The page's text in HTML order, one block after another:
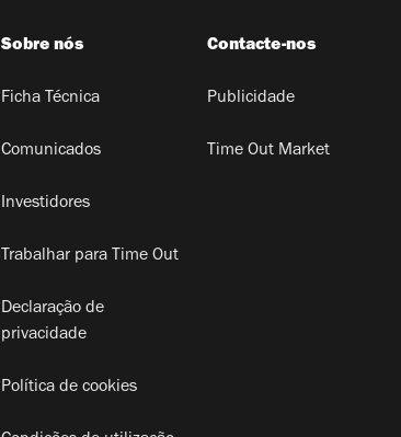
Sobre nós
Ficha Técnica
Comunicados
Investidores
Trabalhar para Time Out
Declaração de
privacidade
Política de cookies
Contacte-nos
Publicidade
Time Out Market